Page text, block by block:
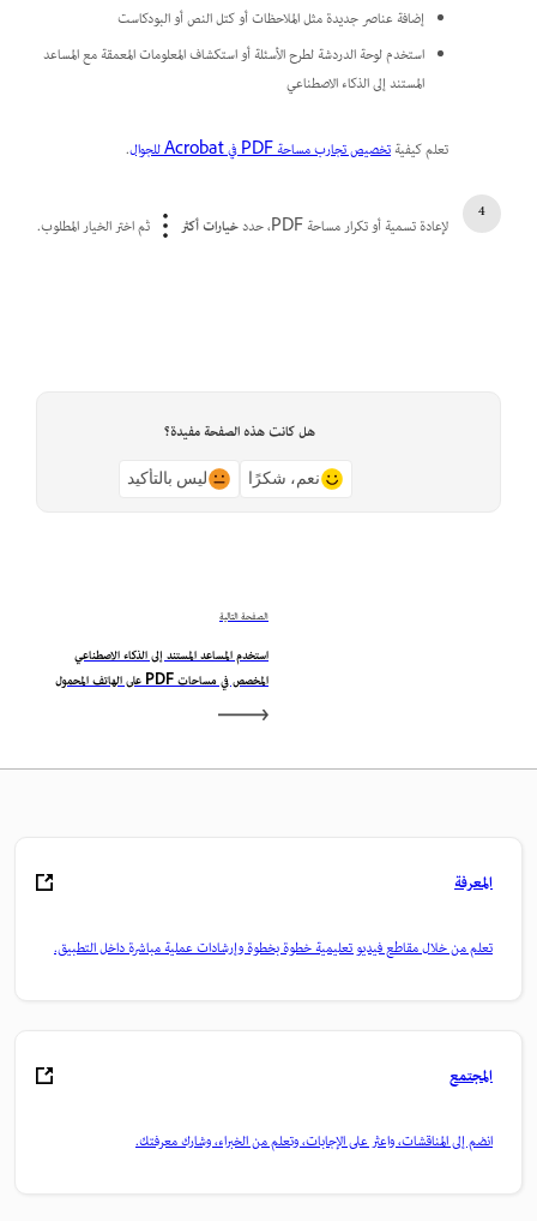
إضافة عناصر جديدة مثل الملاحظات أو كتل النص أو البودكاست
استخدم لوحة الدردشة لطرح الأسئلة أو استكشاف المعلومات المعمقة مع المساعد
المستند إلى الذكاء الاصطناعي
تعلم كيفيةتخصيص تجارب مساحة PDF في Acrobat للجوال .
لإعادة تسمية أو تكرار مساحة PDF، حدد خيارات أكثر ثم اختر الخيار المطلوب.
هل كانت هذه الصفحة مفيدة؟
نعم، شكرًا ليس بالتأكيد
الصفحة التالية
استخدم المساعد المستند إلى الذكاء الاصطناعي
المخصص في مساحات PDF على الهاتف المحمول
المعرفة
تعلم من خلال مقاطع فيديو تعليمية خطوة بخطوة وإرشادات عملية مباشرة داخل التطبيق.
المجتمع
انضم إلى المناقشات، واعثر على الإجابات، وتعلم من الخبراء، وشارك معرفتك.